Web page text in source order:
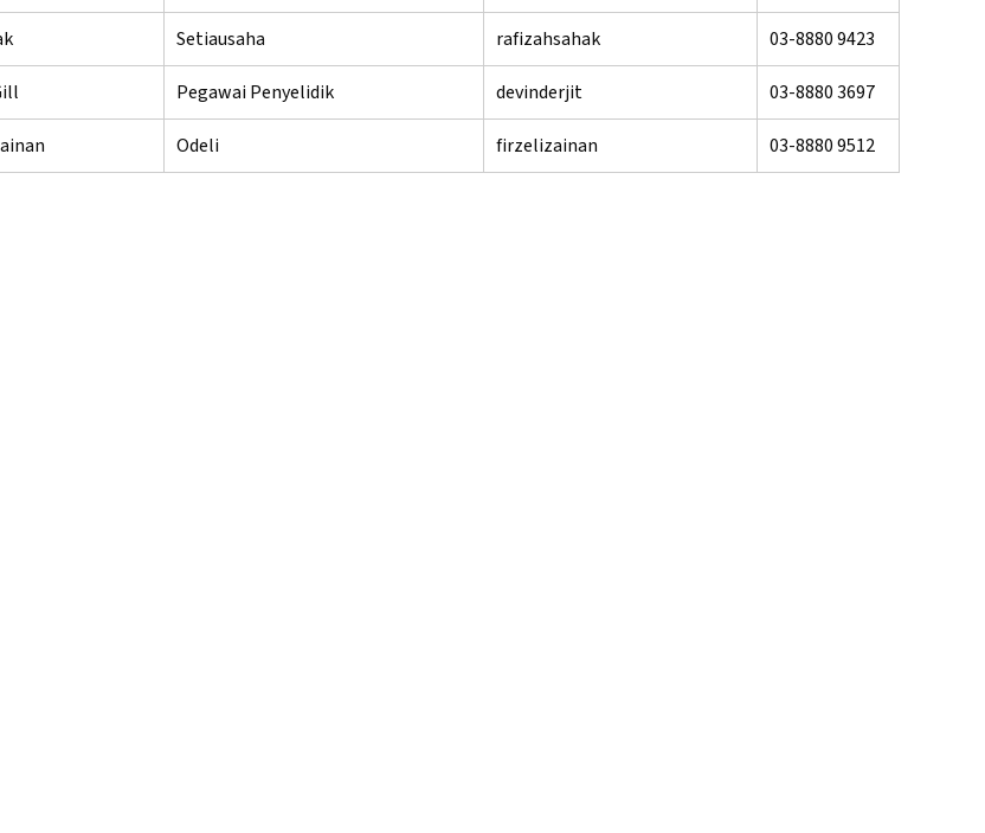
Setiausaha rafizahsahak 03-8880 9423
Pegawai Penyelidik devinderjit 03-8880 3697
Odeli firzelizainan 03-8880 9512